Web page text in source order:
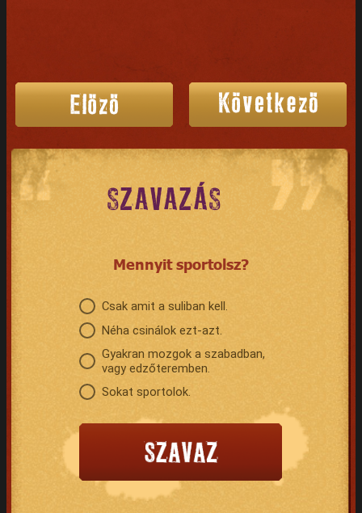
SZAVAZÁS
Mennyit sportolsz?
Csak amit a suliban kell.
Néha csinálok ezt-azt.
Gyakran mozgok a szabadban,
vagy edzőteremben.
Sokat sportolok.